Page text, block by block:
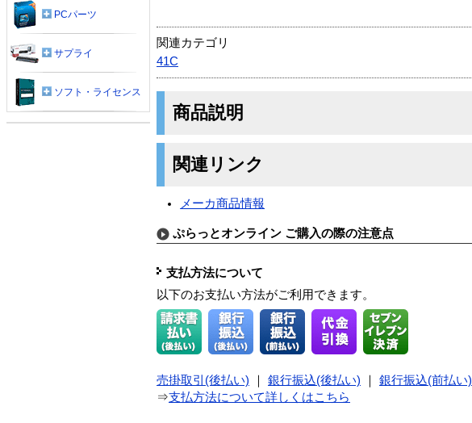
関連カテゴリ
41C
商品説明
関連リンク
メーカ商品情報
ぷらっとオンライン ご購入の際の注意点
支払方法について
以下のお支払い方法がご利用できます。
売掛取引(後払い) 銀行振込(後払い) 銀行振込(前払い)
⇒支払方法について詳しくはこちら
PCパーツ
サプライ
ソフト・ライセンス